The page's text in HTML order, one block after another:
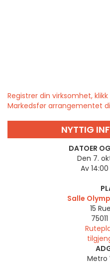
Registrer din virksomhet,
Markedsfør arrangementet
NYTTIG
DATOER
Den 7.
Av
Salle
15
75011
Metro